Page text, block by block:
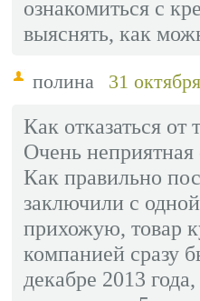
ознакомиться с
выяснять, как
полина 31
Как отказаться от
Очень
Как правильно
заключили с
прихожую, товар
компанией сразу
декабре 2013